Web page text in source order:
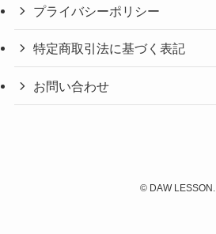
プライバシーポリシー
特定商取引法に基づく表記
お問い合わせ
©DAW LESSON.